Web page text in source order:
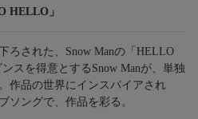
HELLO」
ろされた、Snow Manの「HELLO
スを得意とするSnow Manが、単独
作品の世界にインスパイアされ
ソングで、作品を彩る。